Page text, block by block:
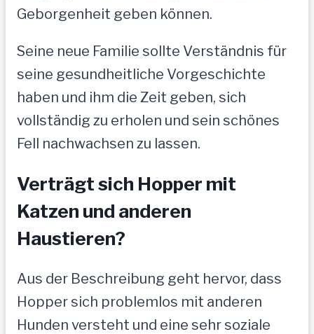
Geborgenheit geben können.
Seine neue Familie sollte Verständnis für
seine gesundheitliche Vorgeschichte
haben und ihm die Zeit geben, sich
vollständig zu erholen und sein schönes
Fell nachwachsen zu lassen.
Verträgt sich Hopper mit
Katzen und anderen
Haustieren?
Aus der Beschreibung geht hervor, dass
Hopper sich problemlos mit anderen
Hunden versteht und eine sehr soziale